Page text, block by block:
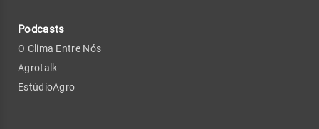
Podcasts
O Clima Entre Nós
Agrotalk
EstúdioAgro